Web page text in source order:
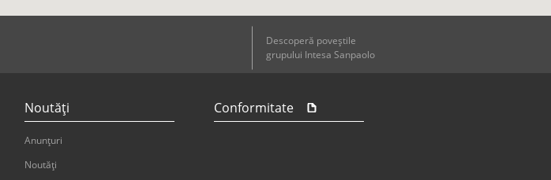
Descoperă poveştile
grupului Intesa Sanpaolo
Noutăți
Anunțuri
Noutăți
Conformitate